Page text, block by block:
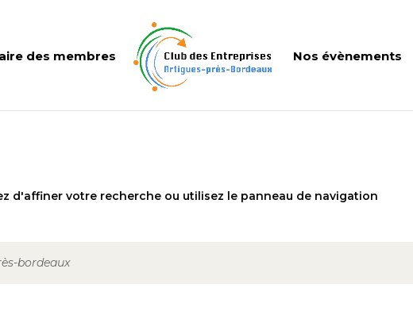
des membres Nos évènements
d'affiner votre recherche ou utilisez le panneau de navigation
bordeaux